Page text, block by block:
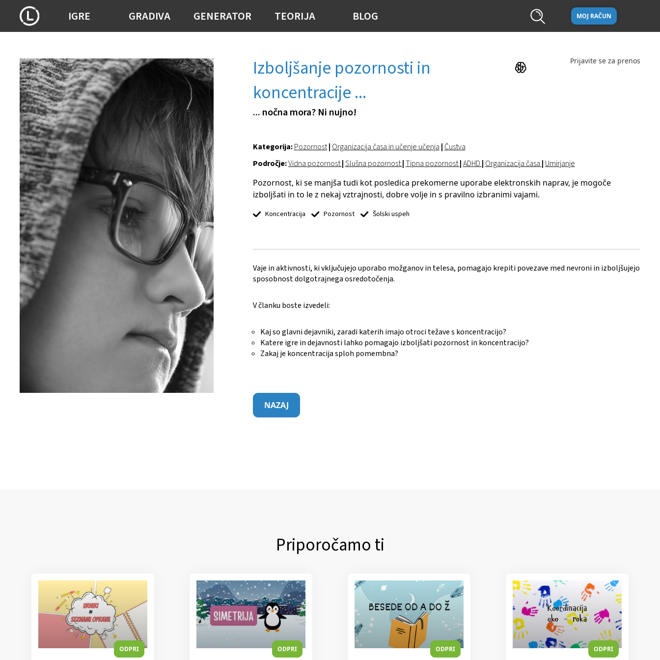
IGRE GRADIVA GENERATOR TEORIJA BLOG MOJ RAČUN
Izboljšanje pozornosti in
koncentracije ...
... nočna mora? Ni nujno!
Prijavite se za prenos
Kategorija:Pozornost| Organizacija časa in učenje učenja |Čustva
Področje:Vidna pozornost|Slušna pozornost|Tipna pozornost|ADHD | Organizacija časa | Umirjanje
Pozornost, ki se manjša tudi kot posledica prekomerne uporabe elektronskih naprav, je mogoče
izboljšati in to le z nekaj vztrajnosti, dobre volje in s pravilno izbranimi vajami.
Koncentracija Pozornost Šolski uspeh
Vaje in aktivnosti, ki vključujejo uporabo možganov in telesa, pomagajo krepiti povezave med nevroni in izboljšujejo
sposobnost dolgotrajnega osredotočenja.
V članku boste izvedeli:
Kaj so glavni dejavniki, zaradi katerih imajo otroci težave s koncentracijo?
Katere igre in dejavnosti lahko pomagajo izboljšati pozornost in koncentracijo?
Zakaj je koncentracija sploh pomembna?
NAZAJ
Priporočamo ti
ODPRI ODPRI ODPRI ODPRI